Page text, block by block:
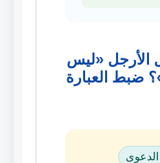
الأرجل «ليس
ضبط العبارة